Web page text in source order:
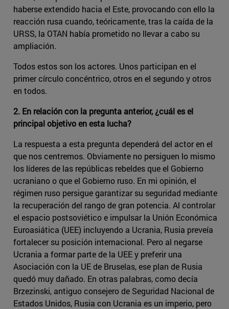
haberse extendido hacia el Este, provocando con ello la
reacción rusa cuando, teóricamente, tras la caída de la
URSS, la OTAN había prometido no llevar a cabo su
ampliación.
Todos estos son los actores. Unos participan en el
primer círculo concéntrico, otros en el segundo y otros
en todos.
2. En relación con la pregunta anterior, ¿cuál es el
principal objetivo en esta lucha?
La respuesta a esta pregunta dependerá del actor en el
que nos centremos. Obviamente no persiguen lo mismo
los líderes de las repúblicas rebeldes que el Gobierno
ucraniano o que el Gobierno ruso. En mi opinión, el
régimen ruso persigue garantizar su seguridad mediante
la recuperación del rango de gran potencia. Al controlar
el espacio postsoviético e impulsar la Unión Económica
Euroasiática (UEE) incluyendo a Ucrania, Rusia preveía
fortalecer su posición internacional. Pero al negarse
Ucrania a formar parte de la UEE y preferir una
Asociación con la UE de Bruselas, ese plan de Rusia
quedó muy dañado. En otras palabras, como decía
Brzezinski, antiguo consejero de Seguridad Nacional de
Estados Unidos, Rusia con Ucrania es un imperio, pero